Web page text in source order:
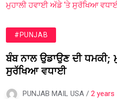
ਮੁਹਾਲੀ ਹਵਾਈ ਅੱਡੇ ‘ਤੇ ਸੁਰੱਖਿਆ
#PUNJAB
ਬੰਬ ਨਾਲ ਉਡਾਉਣ ਦੀ ਧਮਕੀ;
ਸੁਰੱਖਿਆ ਵਧਾਈ
PUNJAB MAIL USA / 2 years